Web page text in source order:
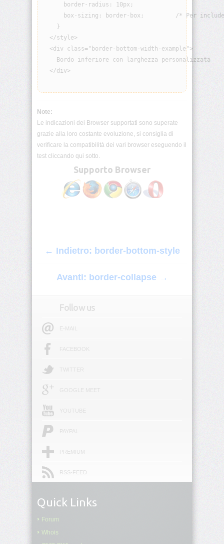
clip
background-
color
background-
image
background-
background-
position
background-
background-
border
border-
block-
block-
block-
end-
block-
style
      border-radius: 10px;
box-sizing: border-box;         /* Per
    }
  </style>
  <div class="border-bottom-width-example">
    Bordo inferiore con larghezza personalizzata
  </div>
Note:
Le indicazioni dei Browser supportati sono superate
grazie alla loro costante evoluzione, si consiglia di
verificare la compatibilità dei vari browser eseguendo il
test cliccando qui sotto.
Supporto Browser
← Indietro: border-bottom-style
Avanti: border-collapse →
Follow us
E-MAIL
FACEBOOK
TWITTER
GOOGLE MEET
YOUTUBE
PAYPAL
PREMIUM
RSS-FEED
Quick Links
Forum
Whois